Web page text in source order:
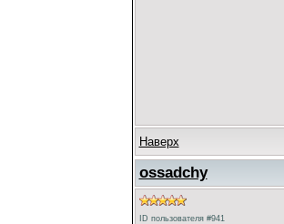
Наверх
ossadchy
ID пользователя #941